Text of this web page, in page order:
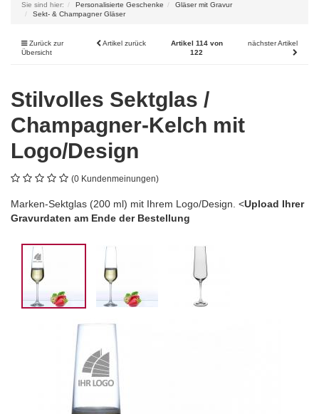
Sie sind hier: Personalisierte Geschenke
Gläser mit Gravur
Sekt- & Champagner Gläser
Zurück zur
Übersicht
Artikel zurück
Artikel 114 von
122
nächster Artikel
Stilvolles Sektglas /
Champagner-Kelch mit
Logo/Design
(0 Kundenmeinungen)
Marken-Sektglas (200 ml) mit Ihrem Logo/Design. <Upload Ihrer
Gravurdaten am Ende der Bestellung